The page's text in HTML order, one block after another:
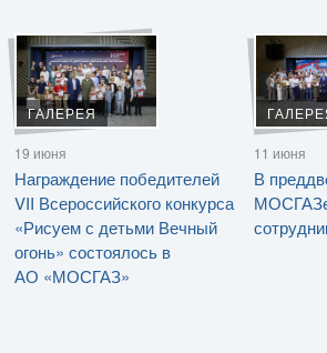
ГАЛЕРЕЯ
19 июня
Награждение победителей
VII Всероссийского конкурса
«Рисуем с детьми Вечный
огонь» состоялось в
АО «МОСГАЗ»
11 июня
В